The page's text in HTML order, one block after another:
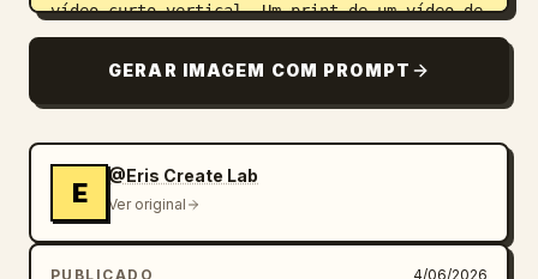
vídeo curto vertical. Um print de um vídeo de
rede social tirado com um smartphone. O
fotógrafo está sentado perto do assento
O personagem está olhando para um smartphone.
Não está olhando para a câmera. Não está
posando. Não está ciente do fotógrafo. Uma
bolsa, sacola de papel ou sacola de compras
GERAR IMAGEM COM PROMPT
E
@Eris Create Lab
Ver original
PUBLICADO 4/06/2026